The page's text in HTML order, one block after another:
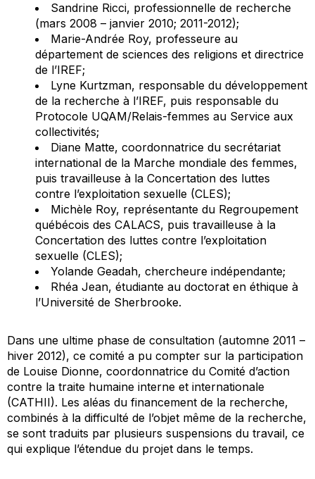
Sandrine Ricci, professionnelle de recherche
(mars 2008 – janvier 2010; 2011-2012);
Marie-Andrée Roy, professeure au
département de sciences des religions et directrice
de l’IREF;
Lyne Kurtzman, responsable du développement
de la recherche à l’IREF, puis responsable du
Protocole UQAM/Relais-femmes au Service aux
collectivités;
Diane Matte, coordonnatrice du secrétariat
international de la Marche mondiale des femmes,
puis travailleuse à la Concertation des luttes
contre l’exploitation sexuelle (CLES);
Michèle Roy, représentante du Regroupement
québécois des CALACS, puis travailleuse à la
Concertation des luttes contre l’exploitation
sexuelle (CLES);
Yolande Geadah, chercheure indépendante;
Rhéa Jean, étudiante au doctorat en éthique à
l’Université de Sherbrooke.
Dans une ultime phase de consultation (automne 2011 –
hiver 2012), ce comité a pu compter sur la participation
de Louise Dionne, coordonnatrice du Comité d’action
contre la traite humaine interne et internationale
(CATHII). Les aléas du financement de la recherche,
combinés à la difficulté de l’objet même de la recherche,
se sont traduits par plusieurs suspensions du travail, ce
qui explique l’étendue du projet dans le temps.